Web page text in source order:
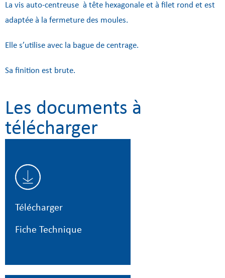
La vis auto-centreuse à tête hexagonale et à filet rond et est
adaptée à la fermeture des moules.
Elle s’utilise avec la bague de centrage.
Sa finition est brute.
Les documents à
télécharger
Télécharger
Fiche Technique